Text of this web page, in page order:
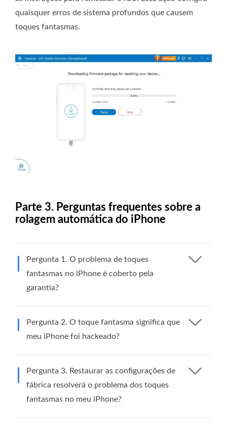
quaisquer erros de sistema profundos que causem
toques fantasmas.
Parte 3. Perguntas frequentes sobre a
rolagem automática do iPhone
Pergunta 1. O problema de toques
fantasmas no iPhone é coberto pela
garantia?
Pergunta 2. O toque fantasma significa que
meu iPhone foi hackeado?
Pergunta 3. Restaurar as configurações de
fábrica resolverá o problema dos toques
fantasmas no meu iPhone?